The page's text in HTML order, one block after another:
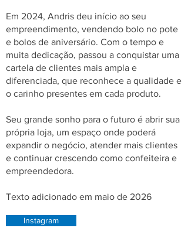
Em 2024, Andris deu início ao seu
empreendimento, vendendo bolo no pote
e bolos de aniversário. Com o tempo e
muita dedicação, passou a conquistar uma
cartela de clientes mais ampla e
diferenciada, que reconhece a qualidade e
o carinho presentes em cada produto.
Seu grande sonho para o futuro é abrir sua
própria loja, um espaço onde poderá
expandir o negócio, atender mais clientes
e continuar crescendo como confeiteira e
empreendedora.
Texto adicionado em maio de 2026
Instagram